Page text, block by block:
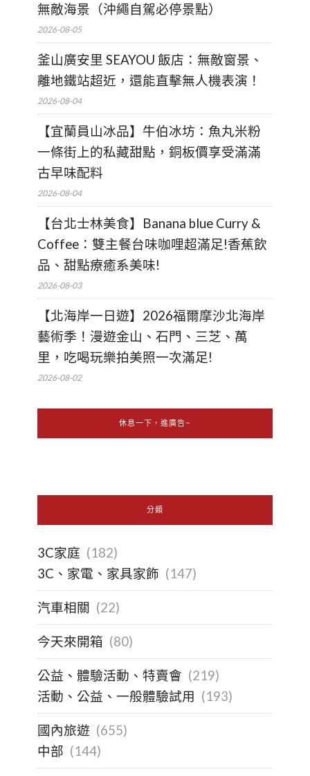
無敵海景（沖繩自駕必停景點）
2026-08-05
釜山廣安里 SEAYOU 飯店：無敵窗景、
離地鐵站超近，還能直擊無人機表演！
2026-08-04
【宜蘭員山冰品】牛伯冰坊：魚丸米粉
一條街上的私藏甜點，銅板價享受滿滿
古早味配料
2026-08-04
【台北士林美食】Banana blue Curry &
Coffee：雙主餐台味咖哩超滿足!香蕉飲
品、甜點療癒系美味!
2026-08-03
【北海岸一日遊】2026福爾摩沙北海岸
藝術季！漫遊金山、石門、三芝、萬
里，吃喝玩樂拍美照一次滿足!
2026-08-02
休息一下，進廣告~
分類
3C家庭 (182)
3C、家電、家具家飾 (147)
汽車相關 (22)
今天來開箱 (80)
公益、體驗活動、特賣會 (219)
活動、公益、一般體驗試用 (193)
國內旅遊 (655)
中部 (144)